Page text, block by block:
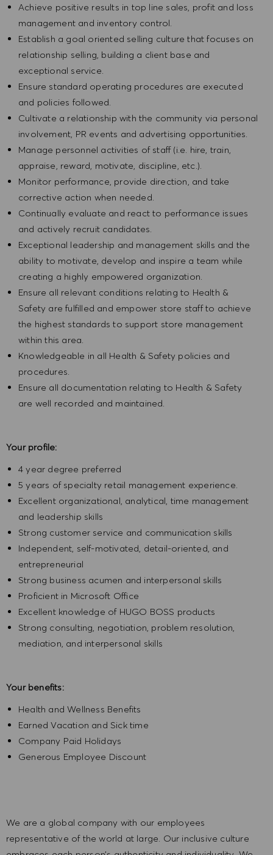
Achieve positive results in top line sales, profit and loss
management and inventory control.
Establish a goal oriented selling culture that focuses on
relationship selling, building a client base and
exceptional service.
Ensure standard operating procedures are executed
and policies followed.
Cultivate a relationship with the community via personal
involvement, PR events and advertising opportunities.
Manage personnel activities of staff (i.e. hire, train,
appraise, reward, motivate, discipline, etc.).
Monitor performance, provide direction, and take
corrective action when needed.
Continually evaluate and react to performance issues
and actively recruit candidates.
Exceptional leadership and management skills and the
ability to motivate, develop and inspire a team while
creating a highly empowered organization.
Ensure all relevant conditions relating to Health &
Safety are fulfilled and empower store staff to achieve
the highest standards to support store management
within this area.
Knowledgeable in all Health & Safety policies and
procedures.
Ensure all documentation relating to Health & Safety
are well recorded and maintained.
Your profile:
4 year degree preferred
5 years of specialty retail management experience.
Excellent organizational, analytical, time management
and leadership skills
Strong customer service and communication skills
Independent, self-motivated, detail-oriented, and
entrepreneurial
Strong business acumen and interpersonal skills
Proficient in Microsoft Office
Excellent knowledge of HUGO BOSS products
Strong consulting, negotiation, problem resolution,
mediation, and interpersonal skills
Your benefits:
Health and Wellness Benefits
Earned Vacation and Sick time
Company Paid Holidays
Generous Employee Discount
We are a global company with our employees
representative of the world at large. Our inclusive culture